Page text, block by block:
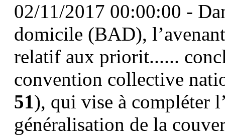
02/11/2017 00:00:00 -
domicile (BAD),
relatif aux priorit......
convention collective
51), qui vise à compléter
généralisation de la